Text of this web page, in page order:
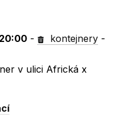
- kontejnery -
v ulici Africká x